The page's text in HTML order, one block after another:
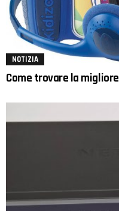
NOTIZIA
Come trovare la